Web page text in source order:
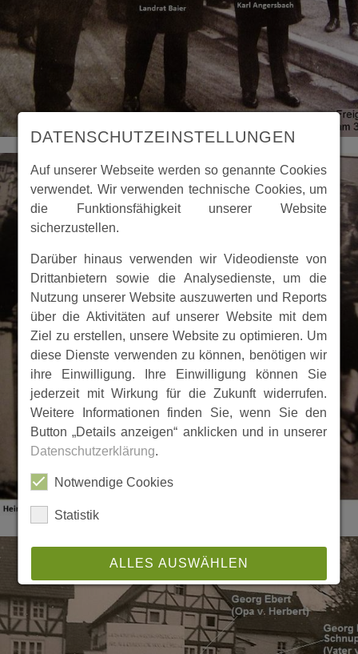
DATENSCHUTZEINSTELLUNGEN
Auf unserer Webseite werden so genannte Cookies
verwendet. Wir verwenden technische Cookies, um
die Funktionsfähigkeit unserer Website
sicherzustellen.
Darüber hinaus verwenden wir Videodienste von
Drittanbietern sowie die Analysedienste, um die
Nutzung unserer Website auszuwerten und Reports
über die Aktivitäten auf unserer Website mit dem
Ziel zu erstellen, unsere Website zu optimieren. Um
diese Dienste verwenden zu können, benötigen wir
ihre Einwilligung. Ihre Einwilligung können Sie
jederzeit mit Wirkung für die Zukunft widerrufen.
Weitere Informationen finden Sie, wenn Sie den
Button „Details anzeigen“ anklicken und in unserer
Datenschutzerklärung.
Notwendige Cookies
Statistik
ALLES AUSWÄHLEN
ABLEHNEN
SPEICHERN